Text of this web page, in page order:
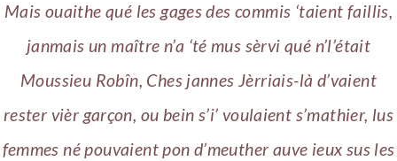
Mais ouaithe qué les gages des commis ‘taient faillis,
janmais un maître n’a ‘té mus sèrvi qué n’l’était
Moussieu Robîn, Ches jannes Jèrriais-là d’vaient
rester vièr garçon, ou bein s’i’ voulaient s’mathier, lus
femmes né pouvaient pon d’meuther auve ieux sus les